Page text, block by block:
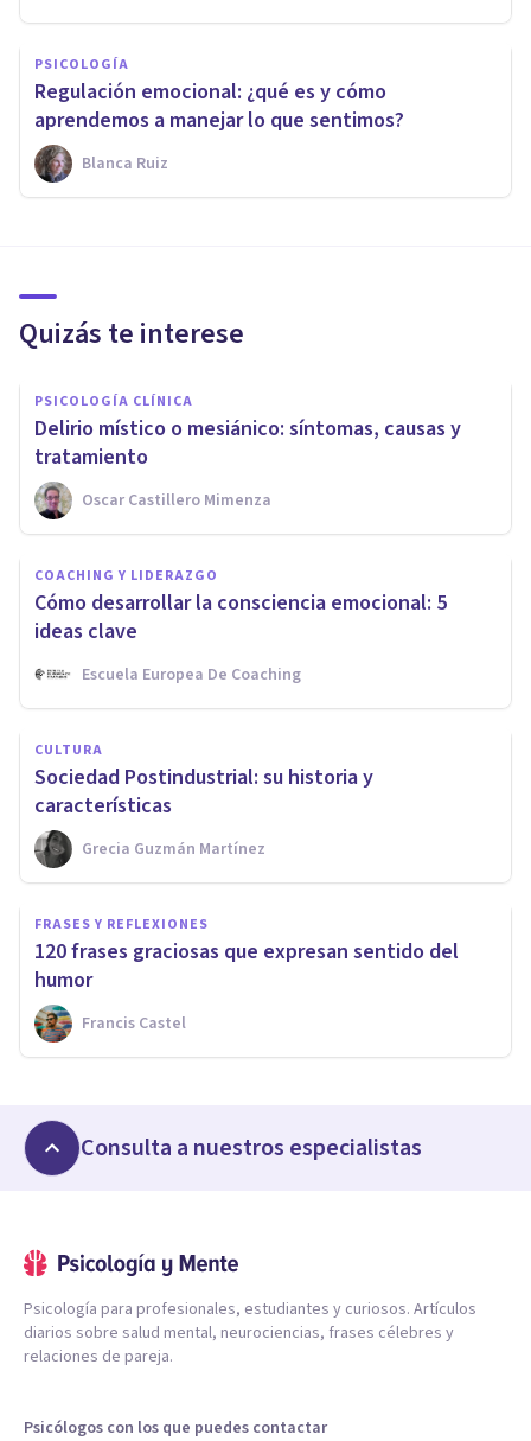
PSICOLOGÍA
Regulación emocional: ¿qué es y cómo
aprendemos a manejar lo que sentimos?
Blanca Ruiz
Quizás te interese
PSICOLOGÍA CLÍNICA
Delirio místico o mesiánico: síntomas, causas y
tratamiento
Oscar Castillero Mimenza
COACHING Y LIDERAZGO
Cómo desarrollar la consciencia emocional: 5
ideas clave
Escuela Europea De Coaching
CULTURA
Sociedad Postindustrial: su historia y
características
Grecia Guzmán Martínez
FRASES Y REFLEXIONES
120 frases graciosas que expresan sentido del
humor
Francis Castel
Consulta a nuestros especialistas
Psicología para profesionales, estudiantes y curiosos. Artículos
diarios sobre salud mental, neurociencias, frases célebres y
relaciones de pareja.
Psicólogos con los que puedes contactar